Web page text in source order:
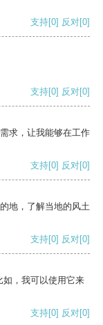
支持[0] 反对[0]
支持[0] 反对[0]
求，让我能够在工作
支持[0] 反对[0]
地，了解当地的风土
支持[0] 反对[0]
如，我可以使用它来
支持[0] 反对[0]